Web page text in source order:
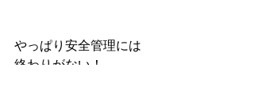
やっぱり安全管理には
終わりがない！